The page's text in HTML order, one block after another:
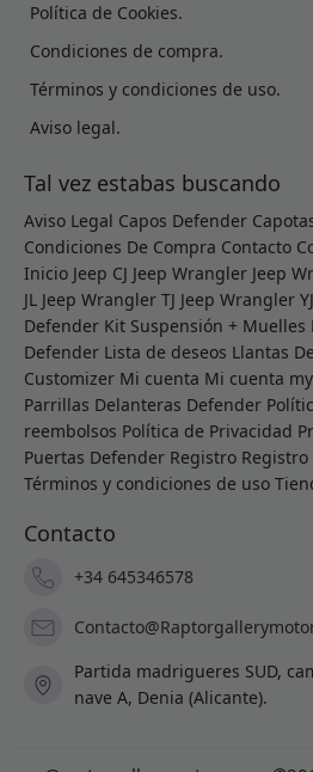
Política de Cookies.
Condiciones de compra.
Términos y condiciones de uso.
Aviso legal.
Tal vez estabas buscando
Aviso Legal Capos Defender
Condiciones De Compra Contacto
Inicio Jeep CJ Jeep Wrangler Jeep
JL Jeep Wrangler TJ Jeep Wrangler YJ
Defender Kit Suspensión + Muelles
Defender Lista de deseos Llantas
Customizer Mi cuenta Mi cuenta
Parrillas Delanteras Defender
reembolsos Política de Privacidad
Puertas Defender Registro Registro
Términos y condiciones de uso
Contacto
+34 645346578
Partida madrigueres SUD,
nave A, Denia (Alicante).